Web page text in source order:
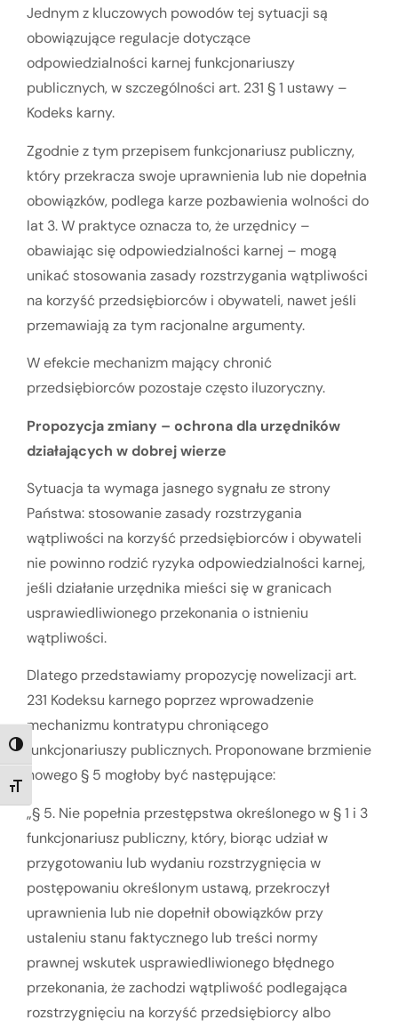
TOGGLE HIGH CONTRAST
TOGGLE FONT SIZE
Jednym z kluczowych powodów tej sytuacji są
obowiązujące regulacje dotyczące
odpowiedzialności karnej funkcjonariuszy
publicznych, w szczególności art. 231 § 1 ustawy –
Kodeks karny.
Zgodnie z tym przepisem funkcjonariusz publiczny,
który przekracza swoje uprawnienia lub nie dopełnia
obowiązków, podlega karze pozbawienia wolności do
lat 3. W praktyce oznacza to, że urzędnicy –
obawiając się odpowiedzialności karnej – mogą
unikać stosowania zasady rozstrzygania wątpliwości
na korzyść przedsiębiorców i obywateli, nawet jeśli
przemawiają za tym racjonalne argumenty.
W efekcie mechanizm mający chronić
przedsiębiorców pozostaje często iluzoryczny.
Propozycja zmiany – ochrona dla urzędników
działających w dobrej wierze
Sytuacja ta wymaga jasnego sygnału ze strony
Państwa: stosowanie zasady rozstrzygania
wątpliwości na korzyść przedsiębiorców i obywateli
nie powinno rodzić ryzyka odpowiedzialności karnej,
jeśli działanie urzędnika mieści się w granicach
usprawiedliwionego przekonania o istnieniu
wątpliwości.
Dlatego przedstawiamy propozycję nowelizacji art.
231 Kodeksu karnego poprzez wprowadzenie
mechanizmu kontratypu chroniącego
funkcjonariuszy publicznych. Proponowane brzmienie
nowego § 5 mogłoby być następujące:
„§ 5. Nie popełnia przestępstwa określonego w § 1 i 3
funkcjonariusz publiczny, który, biorąc udział w
przygotowaniu lub wydaniu rozstrzygnięcia w
postępowaniu określonym ustawą, przekroczył
uprawnienia lub nie dopełnił obowiązków przy
ustaleniu stanu faktycznego lub treści normy
prawnej wskutek usprawiedliwionego błędnego
przekonania, że zachodzi wątpliwość podlegająca
rozstrzygnięciu na korzyść przedsiębiorcy albo